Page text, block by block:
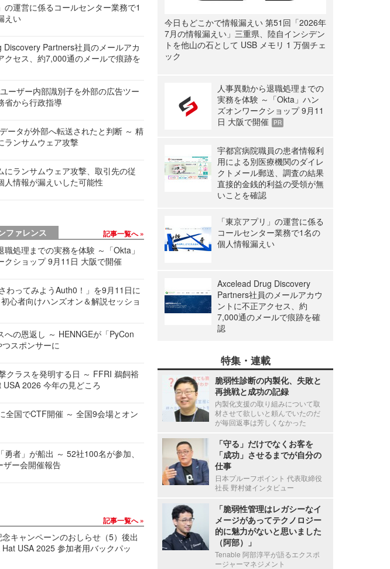
の運営に係るコールセンター業務で1
えい
Discovery Partners社員のメールアカ
クセス、約7,000通のメールで痕跡を
ーザー内部識別子を外部の広告ツー
省から行政指導
ータが外部へ転送されたと判断 ～ 精
ランサムウェア攻撃
にランサムウェア攻撃、取引先の従
人情報が漏えいした可能性
ファレンス 記事一覧へ
職処理までの実務を体験 ～「Okta」
クショップ 9月11日 大阪で開催
わってみようAuth0！」を9月11日に
心者向けハンズオン＆解説セッショ
への恩返し ～ HENNGEが「PyCon
スポンサーに
クラスを発明する日 ～ FFRI 鵜飼裕
USA 2026 今年の見どころ
全国でCTF開催 ～ 全国9会場とオン
勇者」が船出 ～ 52社100名が参加、
ザー会開催報告
記事一覧へ
キャンペーンのおしらせ（5）後出
Hat USA 2025 参加者用バックパッ
今日もどこかで情報漏えい 第51回「2026年
7月の情報漏えい」三重県、陸自インシデン
トを他山の石として USB メモリ 1 万個チェ
ック
人事異動から退職処理までの
実務を体験 ～「Okta」ハン
ズオンワークショップ 9月11
日 大阪で開催
PR
宇都宮病院職員の患者情報利
用による別医療機関のダイレ
クトメール郵送、調査の結果
直接的金銭的利益の受領が無
いことを確認
「東京アプリ」の運営に係る
コールセンター業務で1名の
個人情報漏えい
Axcelead Drug Discovery
Partners社員のメールアカウ
ントに不正アクセス、約
7,000通のメールで痕跡を確
認
特集・連載
脆弱性診断の内製化、失敗と
再挑戦と成功の記録
内製化支援の取り組みについて取
材させて欲しいと頼んでいたのだ
が毎回返事は芳しくなかった
「守る」だけでなくお客を
「成功」させるまでが自分の
仕事
日本プルーフポイント 代表取締役
社長 野村健インタビュー
「脆弱性管理はレガシーなイ
メージがあってテクノロジー
的に魅力がないと思いました
（阿部）」
Tenable 阿部淳平が語るエクスポ
ージャーマネジメント